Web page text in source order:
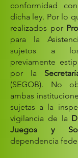
conformidad
dicha ley. Por lo
realizados por
para la
sujetos a los
previamente
por la
(SEGOB). No
ambas
sujetas a la
vigilancia de la
Juegos y
dependencia